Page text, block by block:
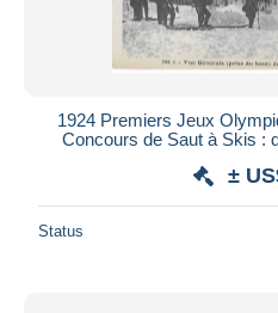
1924 Premiers Jeux
Concours de Saut à Skis :
±
Status